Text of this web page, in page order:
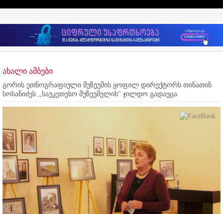
ახალი ამბები
გორის ეთნოგრაფიული მუზეუმის ყოფილ დირექტორს თინათინ
სოსანიძეს ,,საუკეთესო მუზეუმელის'' ჯილდო გადაეცა